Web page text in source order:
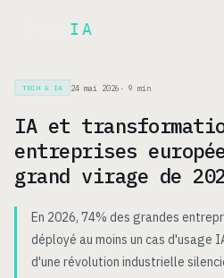
IA
TECH & IA 24 mai 2026 · 9 min
IA et
entreprises
grand virage de
En 2026, 74% des grandes
déployé au moins un cas d'usage
d'une révolution industrielle